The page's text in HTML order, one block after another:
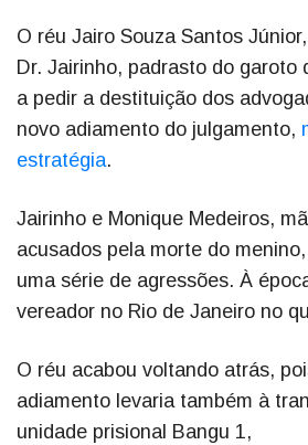
O réu Jairo Souza Santos
Dr. Jairinho, padrasto do garoto
a pedir a destituição dos
novo adiamento do julgamento,
estratégia.
Jairinho e Monique Medeiros,
acusados pela morte do
uma série de agressões. À
vereador no Rio de Janeiro no
O réu acabou voltando atrás,
adiamento levaria também à
unidade prisional Bangu 1,